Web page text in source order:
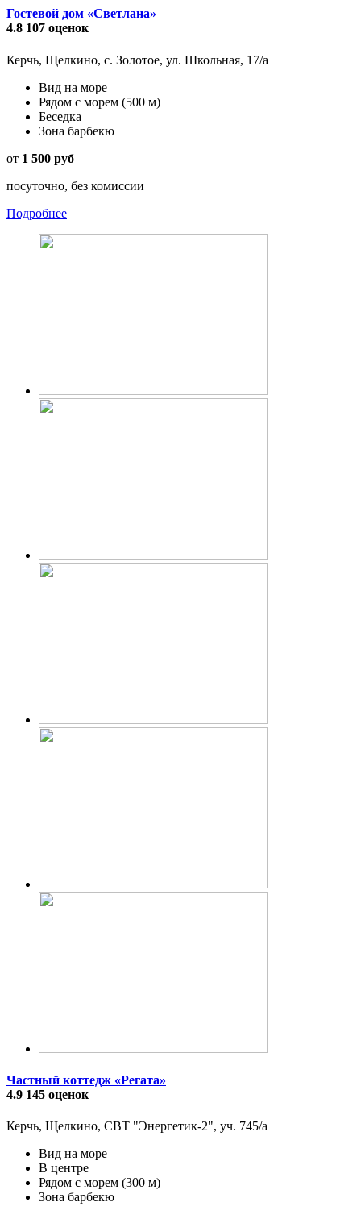
Гостевой дом «Светлана»
4.8 107 оценок
Керчь, Щелкино, с. Золотое, ул. Школьная, 17/а
Вид на море
Рядом с морем (500 м)
Беседка
Зона барбекю
от 1 500 руб
посуточно, без комиссии
Подробнее
Частный коттедж «Регата»
4.9 145 оценок
Керчь, Щелкино, СВТ "Энергетик-2", уч. 745/а
Вид на море
В центре
Рядом с морем (300 м)
Зона барбекю